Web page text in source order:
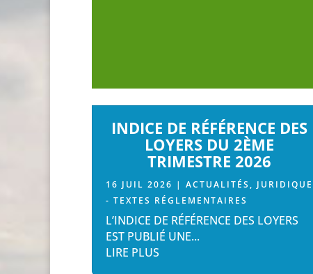
INDICE DE RÉFÉRENCE DES
LOYERS DU 2ÈME
TRIMESTRE 2026
16 JUIL 2026 | ACTUALITÉS , JURIDIQUE
- TEXTES RÉGLEMENTAIRES
L’INDICE DE RÉFÉRENCE DES LOYERS
EST PUBLIÉ UNE...
LIRE PLUS